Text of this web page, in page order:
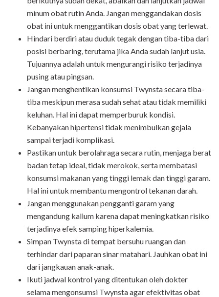
minum obat rutin Anda. Jangan menggandakan dosis
obat ini untuk menggantikan dosis obat yang terlewat.
Hindari berdiri atau duduk tegak dengan tiba-tiba dari
posisi berbaring, terutama jika Anda sudah lanjut usia.
Tujuannya adalah untuk mengurangi risiko terjadinya
pusing atau pingsan.
Jangan menghentikan konsumsi Twynsta secara tiba-
tiba meskipun merasa sudah sehat atau tidak memiliki
keluhan. Hal ini dapat memperburuk kondisi.
Kebanyakan hipertensi tidak menimbulkan gejala
sampai terjadi komplikasi.
Pastikan untuk berolahraga secara rutin, menjaga berat
badan tetap ideal, tidak merokok, serta membatasi
konsumsi makanan yang tinggi lemak dan tinggi garam.
Hal ini untuk membantu mengontrol tekanan darah.
Jangan menggunakan pengganti garam yang
mengandung kalium karena dapat meningkatkan risiko
terjadinya efek samping hiperkalemia.
Simpan Twynsta di tempat bersuhu ruangan dan
terhindar dari paparan sinar matahari. Jauhkan obat ini
dari jangkauan anak-anak.
Ikuti jadwal kontrol yang ditentukan oleh dokter
selama mengonsumsi Twynsta agar efektivitas obat